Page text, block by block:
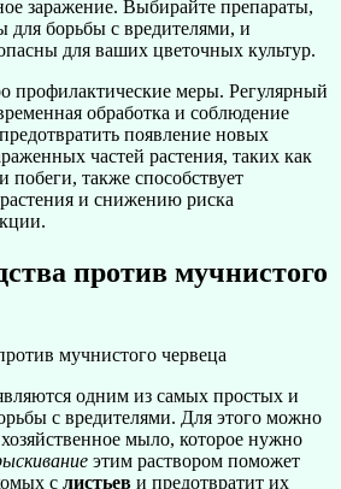
заражение. Выбирайте препараты,
для борьбы с вредителями, и
для ваших цветочных культур.
профилактические меры. Регулярный
обработка и соблюдение
появление новых
частей растения, таких как
побеги, также способствует
и снижению риска
против мучнистого
одним из самых простых и
с вредителями. Для этого можно
мыло, которое нужно
этим раствором поможет
с листьев и предотвратит их